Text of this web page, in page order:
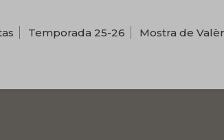
Temporada 25-26 Mostra de